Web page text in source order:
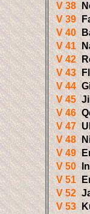
V 38
V 39
V 40
V 41
V 42
V 43
V 44
V 45
V 46
V 47
V 48
V 49
V 50
V 51
V 52
V 53